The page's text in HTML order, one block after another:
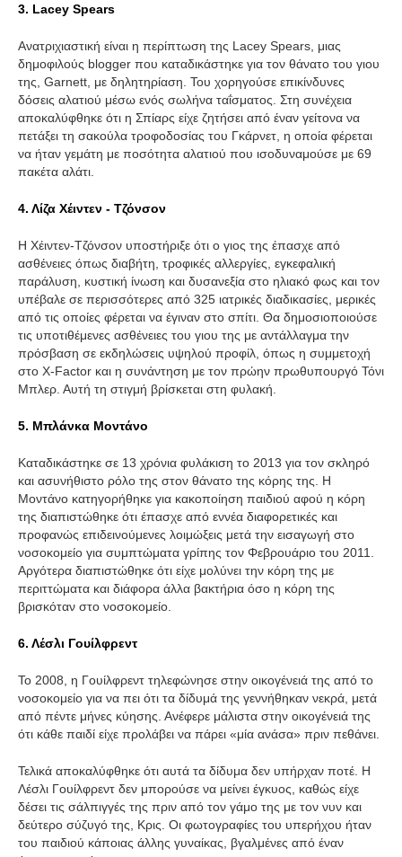
3. Lacey Spears
Ανατριχιαστική είναι η περίπτωση της Lacey Spears, μιας
δημοφιλούς blogger που καταδικάστηκε για τον θάνατο του γιου
της, Garnett, με δηλητηρίαση. Του χορηγούσε επικίνδυνες
δόσεις αλατιού μέσω ενός σωλήνα ταΐσματος. Στη συνέχεια
αποκαλύφθηκε ότι η Σπίαρς είχε ζητήσει από έναν γείτονα να
πετάξει τη σακούλα τροφοδοσίας του Γκάρνετ, η οποία φέρεται
να ήταν γεμάτη με ποσότητα αλατιού που ισοδυναμούσε με 69
πακέτα αλάτι.
4. Λίζα Χέιντεν - Τζόνσον
Η Χέιντεν-Τζόνσον υποστήριξε ότι ο γιος της έπασχε από
ασθένειες όπως διαβήτη, τροφικές αλλεργίες, εγκεφαλική
παράλυση, κυστική ίνωση και δυσανεξία στο ηλιακό φως και τον
υπέβαλε σε περισσότερες από 325 ιατρικές διαδικασίες, μερικές
από τις οποίες φέρεται να έγιναν στο σπίτι. Θα δημοσιοποιούσε
τις υποτιθέμενες ασθένειες του γιου της με αντάλλαγμα την
πρόσβαση σε εκδηλώσεις υψηλού προφίλ, όπως η συμμετοχή
στο X-Factor και η συνάντηση με τον πρώην πρωθυπουργό Τόνι
Μπλερ. Αυτή τη στιγμή βρίσκεται στη φυλακή.
5. Μπλάνκα Μοντάνο
Καταδικάστηκε σε 13 χρόνια φυλάκιση το 2013 για τον σκληρό
και ασυνήθιστο ρόλο της στον θάνατο της κόρης της. Η
Μοντάνο κατηγορήθηκε για κακοποίηση παιδιού αφού η κόρη
της διαπιστώθηκε ότι έπασχε από εννέα διαφορετικές και
προφανώς επιδεινούμενες λοιμώξεις μετά την εισαγωγή στο
νοσοκομείο για συμπτώματα γρίπης τον Φεβρουάριο του 2011.
Αργότερα διαπιστώθηκε ότι είχε μολύνει την κόρη της με
περιττώματα και διάφορα άλλα βακτήρια όσο η κόρη της
βρισκόταν στο νοσοκομείο.
6. Λέσλι Γουίλφρεντ
Το 2008, η Γουίλφρεντ τηλεφώνησε στην οικογένειά της από το
νοσοκομείο για να πει ότι τα δίδυμά της γεννήθηκαν νεκρά, μετά
από πέντε μήνες κύησης. Ανέφερε μάλιστα στην οικογένειά της
ότι κάθε παιδί είχε προλάβει να πάρει «μία ανάσα» πριν πεθάνει.
Τελικά αποκαλύφθηκε ότι αυτά τα δίδυμα δεν υπήρχαν ποτέ. Η
Λέσλι Γουίλφρεντ δεν μπορούσε να μείνει έγκυος, καθώς είχε
δέσει τις σάλπιγγές της πριν από τον γάμο της με τον νυν και
δεύτερο σύζυγό της, Κρις. Οι φωτογραφίες του υπερήχου ήταν
του παιδιού κάποιας άλλης γυναίκας, βγαλμένες από έναν